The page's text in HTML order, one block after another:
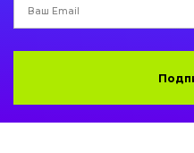
Пальци и втулки